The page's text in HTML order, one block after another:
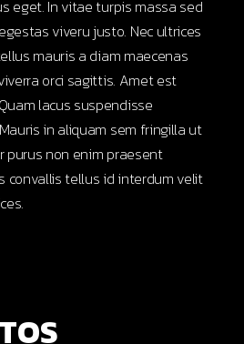
eget. In vitae turpis massa sed
viveru justo. Nec ultrices
mauris a diam maecenas
orci sagittis. Amet est
lacus suspendisse
in aliquam sem fringilla ut
purus non enim praesent
convallis tellus id interdum velit